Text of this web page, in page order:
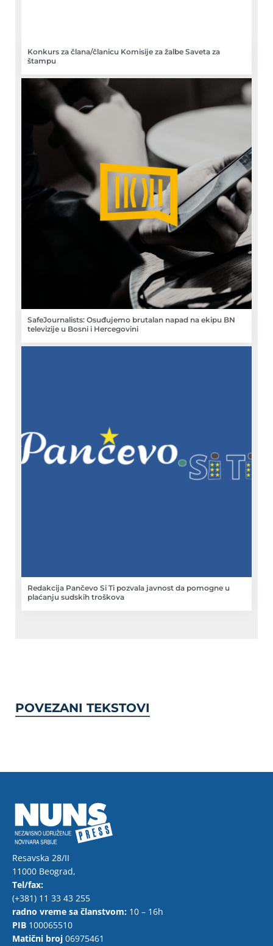
Konkurs za člana/članicu Komisije za žalbe Saveta za
štampu
SafeJournalists: Osuđujemo brutalan napad na ekipu BN
televizije u Bosni i Hercegovini
Redakcija Pančevo Si Ti pozvala javnost da pomogne u
plaćanju sudskih troškova
POVEZANI TEKSTOVI
Resavska 28/II
11000 Beograd,
Tel/fax:
(+381) 11 33 43 255
radno vreme sa članstvom: 10 – 16h
PIB 100065510
Matični broj 06975461